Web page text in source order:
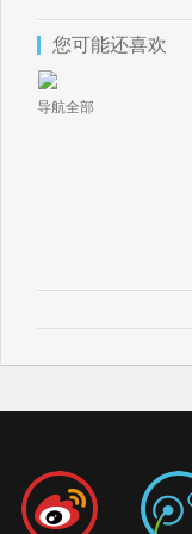
您可能还喜欢
导航全部